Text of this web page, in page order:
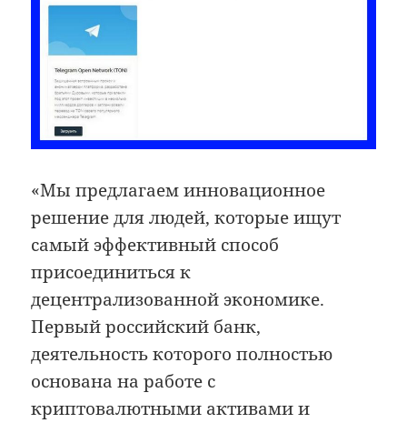
«Мы предлагаем инновационное
решение для людей, которые ищут
самый эффективный способ
присоединиться к
децентрализованной экономике.
Первый российский банк,
деятельность которого полностью
основана на работе с
криптовалютными активами и